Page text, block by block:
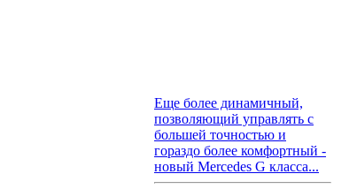
Еще более динамичный,
позволяющий управлять с
большей точностью и
гораздо более комфортный -
новый Mercedes G класса...